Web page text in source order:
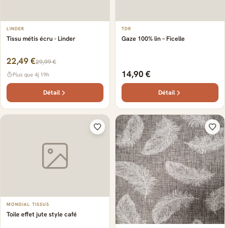
LINDER
Tissu métis écru - Linder
22,49 €29,99 €
Plus que 4j 19h
Détail
TDR
Gaze 100% lin – Ficelle
14,90 €
Détail
MONDIAL TISSUS
Toile effet jute style café